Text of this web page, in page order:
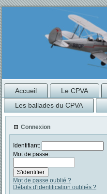
Accueil Le CPVA
Les ballades du CPVA
Connexion
Identifiant:
Mot de passe:
Mot de passe oublié ?
Détails d'identification oubliés ?